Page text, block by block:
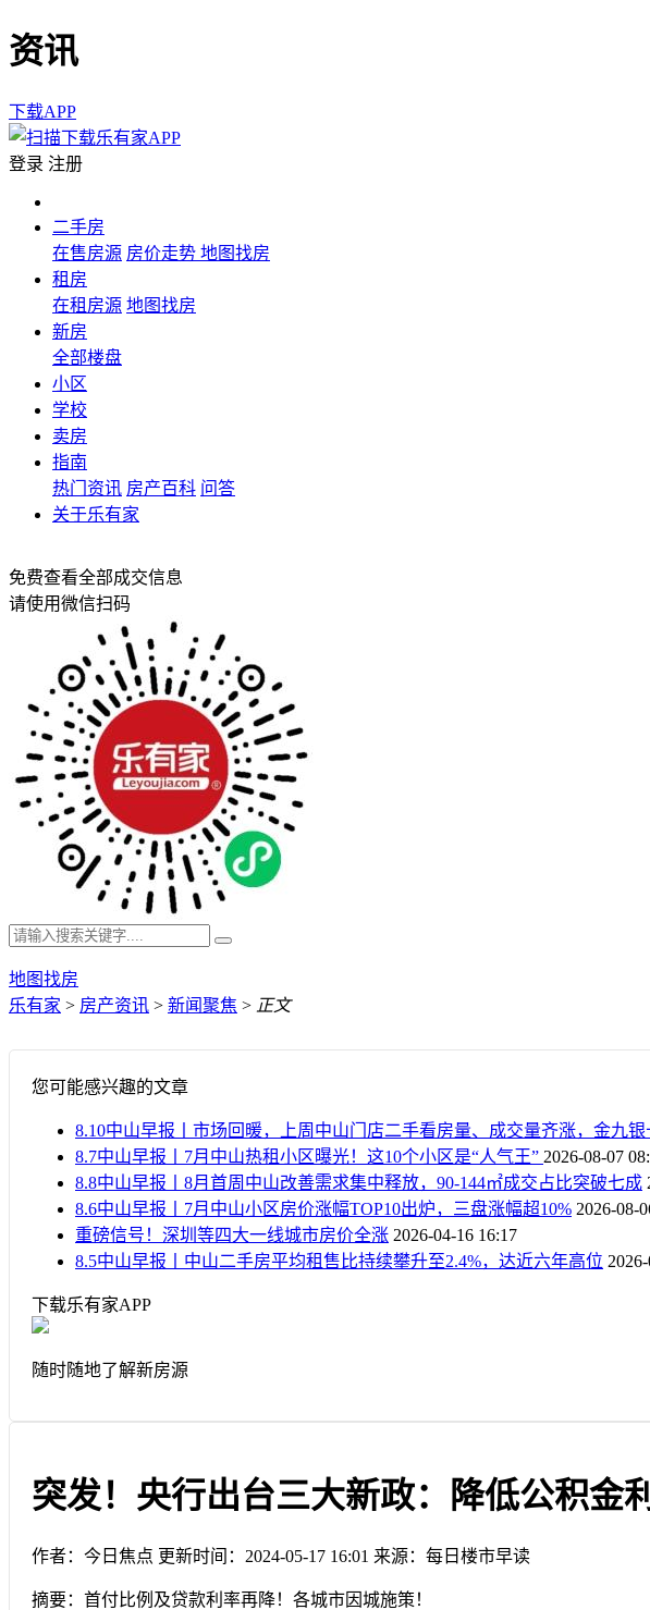
资讯
下载APP
登录 注册
二手房
在售房源 房价走势 地图找房
租房
在租房源 地图找房
新房
全部楼盘
小区
学校
卖房
指南
热门资讯 房产百科 问答
关于乐有家
免费查看全部成交信息
请使用微信扫码
地图找房
乐有家 > 房产资讯 > 新闻聚焦 > 正文
您可能感兴趣的文章
8.10中山早报丨市场回暖，上周中山门店二手看房量、成交量齐涨，金九银
8.7中山早报丨7月中山热租小区曝光！这10个小区是“人气王” 2026-08-07
8.8中山早报丨8月首周中山改善需求集中释放，90-144㎡成交占比突破七成
8.6中山早报丨7月中山小区房价涨幅TOP10出炉，三盘涨幅超10% 2026-08-
重磅信号！深圳等四大一线城市房价全涨 2026-04-16 16:17
8.5中山早报丨中山二手房平均租售比持续攀升至2.4%，达近六年高位
下载乐有家APP
随时随地了解新房源
突发！央行出台三大新政：降低公积金
作者：今日焦点 更新时间：2024-05-17 16:01 来源：每日楼市早读
摘要： 首付比例及贷款利率再降！各城市因城施策！